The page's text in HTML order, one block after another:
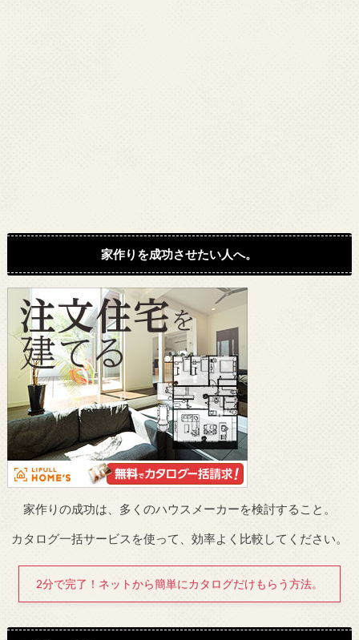
家作りを成功させたい人へ。
家作りの成功は、多くのハウスメーカーを検討すること。
カタログ一括サービスを使って、効率よく比較してください。
2分で完了！ネットから簡単にカタログだけもらう方法。